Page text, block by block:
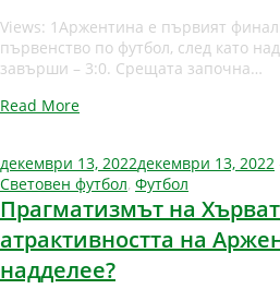
Views: 1Аржентина е първият
първенство по футбол, след като
завърши – 3:0. Срещата започна…
Read More
декември 13, 2022декември 13, 2022
Световен футбол, Футбол
Прагматизмът на
атрактивността на
надделее?